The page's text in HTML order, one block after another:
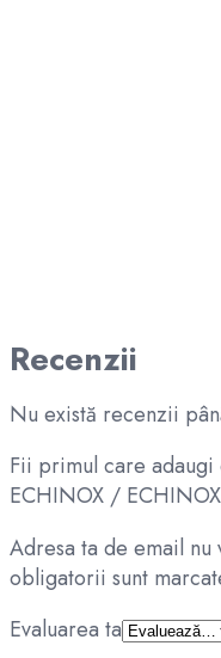
Recenzii
Nu există recenzii
Fii primul care adaugi
ECHINOX / ECHINOX
Adresa ta de email nu
obligatorii sunt
Evaluarea ta